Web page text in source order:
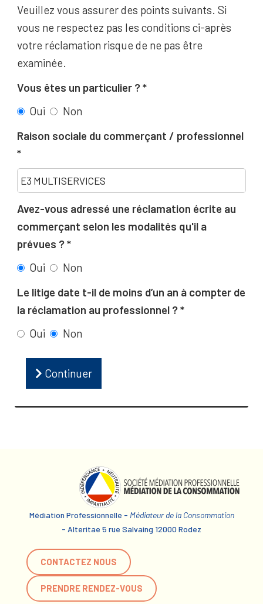
Veuillez vous assurer des points suivants. Si
vous ne respectez pas les conditions ci-après
votre réclamation risque de ne pas être
examinée.
Vous êtes un particulier ?
Oui
Non
Raison sociale du commerçant / professionnel
Avez-vous adressé une réclamation écrite au
commerçant selon les modalités qu'il a
prévues ?
Oui
Non
Le litige date t-il de moins d’un an à compter de
la réclamation au professionnel ?
Oui
Non
Continuer
Médiation Professionnelle - Médiateur de la Consommation
- Alteritae 5 rue Salvaing 12000 Rodez
CONTACTEZ NOUS
PRENDRE RENDEZ-VOUS